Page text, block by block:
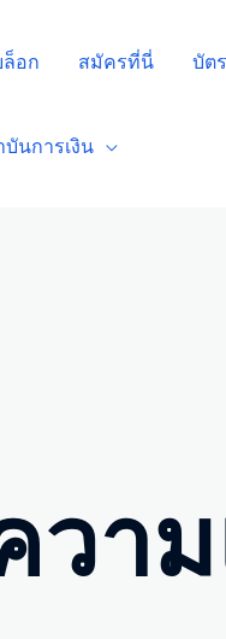
อก สมัครที่นี่ บัต
นการเงิน
วา